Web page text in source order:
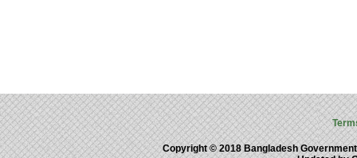
Copyright © 2018 Bangladesh